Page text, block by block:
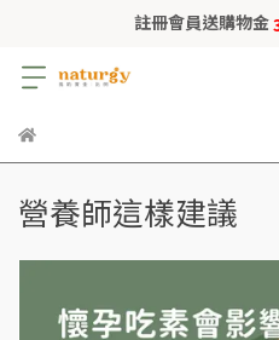
註冊會員送購物金
營養師這樣建議